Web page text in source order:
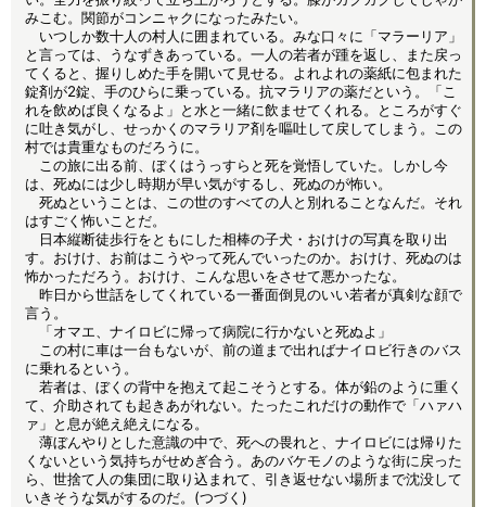
みこむ。関節がコンニャクになったみたい。
いつしか数十人の村人に囲まれている。みな口々に「マラーリア」
と言っては、うなずきあっている。一人の若者が踵を返し、また戻っ
てくると、握りしめた手を開いて見せる。よれよれの薬紙に包まれた
錠剤が2錠、手のひらに乗っている。抗マラリアの薬だという。「こ
れを飲めば良くなるよ」と水と一緒に飲ませてくれる。ところがすぐ
に吐き気がし、せっかくのマラリア剤を嘔吐して戻してしまう。この
村では貴重なものだろうに。
この旅に出る前、ぼくはうっすらと死を覚悟していた。しかし今
は、死ぬには少し時期が早い気がするし、死ぬのが怖い。
死ぬということは、この世のすべての人と別れることなんだ。それ
はすごく怖いことだ。
日本縦断徒歩行をともにした相棒の子犬・おけけの写真を取り出
す。おけけ、お前はこうやって死んでいったのか。おけけ、死ぬのは
怖かっただろう。おけけ、こんな思いをさせて悪かったな。
昨日から世話をしてくれている一番面倒見のいい若者が真剣な顔で
言う。
「オマエ、ナイロビに帰って病院に行かないと死ぬよ」
この村に車は一台もないが、前の道まで出ればナイロビ行きのバス
に乗れるという。
若者は、ぼくの背中を抱えて起こそうとする。体が鉛のように重く
て、介助されても起きあがれない。たったこれだけの動作で「ハァハ
ァ」と息が絶え絶えになる。
薄ぼんやりとした意識の中で、死への畏れと、ナイロビには帰りた
くないという気持ちがせめぎ合う。あのバケモノのような街に戻った
ら、世捨て人の集団に取り込まれて、引き返せない場所まで沈没して
いきそうな気がするのだ。(つづく)